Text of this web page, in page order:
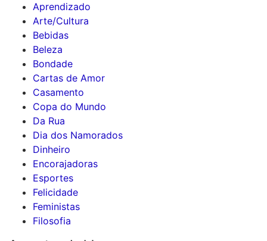
Aprendizado
Arte/Cultura
Bebidas
Beleza
Bondade
Cartas de Amor
Casamento
Copa do Mundo
Da Rua
Dia dos Namorados
Dinheiro
Encorajadoras
Esportes
Felicidade
Feministas
Filosofia